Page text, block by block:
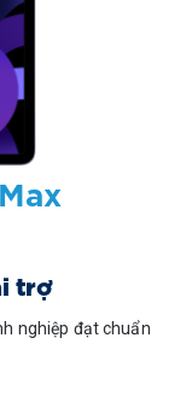
trợ
nghiệp đạt chuẩn